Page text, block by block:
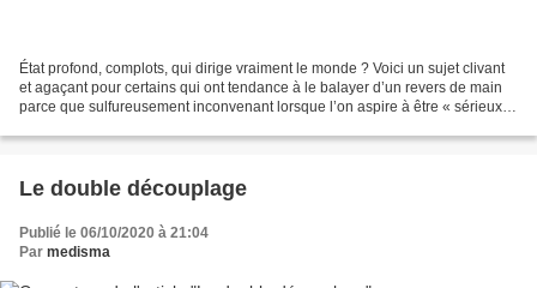
État profond, complots, qui dirige vraiment le monde ? Voici un sujet clivant
et agaçant pour certains qui ont tendance à le balayer d’un revers de main
parce que sulfureusement inconvenant lorsque l’on aspire à être « sérieux ».
Le double découplage
Publié le 06/10/2020 à 21:04
Par medisma